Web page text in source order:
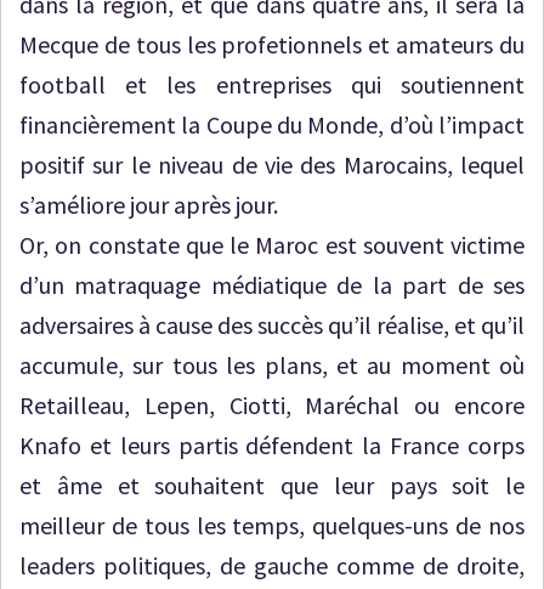
Mecque de tous les profetionnels et amateurs du
football et les entreprises qui soutiennent
financièrement la Coupe du Monde, d’où l’impact
positif sur le niveau de vie des Marocains, lequel
s’améliore jour après jour.
Or, on constate que le Maroc est souvent victime
d’un matraquage médiatique de la part de ses
adversaires à cause des succès qu’il réalise, et qu’il
accumule, sur tous les plans, et au moment où
Retailleau, Lepen, Ciotti, Maréchal ou encore
Knafo et leurs partis défendent la France corps
et âme et souhaitent que leur pays soit le
meilleur de tous les temps, quelques-uns de nos
leaders politiques, de gauche comme de droite,